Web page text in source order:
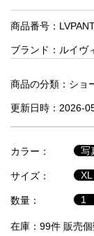
人
気
商
セ
ル
品
商品番号：
ブランド： ルイヴ
商品の分類： ショ
更新日時：2026-
カラー：
サイズ：
数量：
在庫：99件 販売